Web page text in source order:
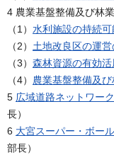
4 農業基盤整備及び林
（1） 水利施設の持続
（2） 土地改良区の運
（3） 森林資源の有効
（4） 農業基盤整備及
5 広域道路ネットワー
長）
6 大宮スーパー・ボー
部長）